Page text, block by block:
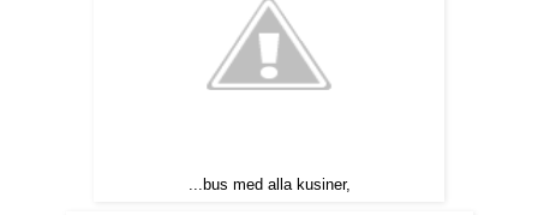
...bus med alla kusiner,